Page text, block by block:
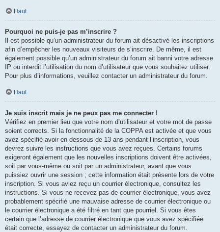
Haut
Pourquoi ne puis-je pas m’inscrire ?
Il est possible qu’un administrateur du forum ait désactivé les inscriptions
afin d’empêcher les nouveaux visiteurs de s’inscrire. De même, il est
également possible qu’un administrateur du forum ait banni votre adresse
IP ou interdit l’utilisation du nom d’utilisateur que vous souhaitez utiliser.
Pour plus d’informations, veuillez contacter un administrateur du forum.
Haut
Je suis inscrit mais je ne peux pas me connecter !
Vérifiez en premier lieu que votre nom d’utilisateur et votre mot de passe
soient corrects. Si la fonctionnalité de la COPPA est activée et que vous
avez spécifié avoir en dessous de 13 ans pendant l’inscription, vous
devrez suivre les instructions que vous avez reçues. Certains forums
exigeront également que les nouvelles inscriptions doivent être activées,
soit par vous-même ou soit par un administrateur, avant que vous
puissiez ouvrir une session ; cette information était présente lors de votre
inscription. Si vous aviez reçu un courrier électronique, consultez les
instructions. Si vous ne recevez pas de courrier électronique, vous avez
probablement spécifié une mauvaise adresse de courrier électronique ou
le courrier électronique a été filtré en tant que pourriel. Si vous êtes
certain que l’adresse de courrier électronique que vous avez spécifiée
était correcte, essayez de contacter un administrateur du forum.